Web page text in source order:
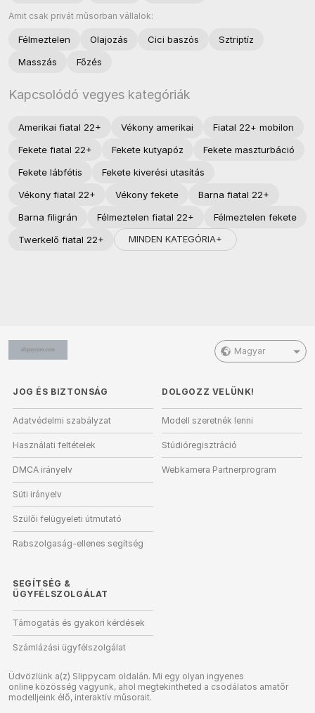
Amit csak privát műsorban vállalok:
Félmeztelen Olajozás Cici baszós
Sztriptíz
Masszás
Főzés
Kapcsolódó vegyes kategóriák
Amerikai fiatal 22+ Vékony amerikai
Fiatal 22+ mobilon
Fekete fiatal 22+
Fekete kutyapóz
Fekete maszturbáció
Fekete lábfétis
Fekete kiverési utasítás
Vékony fiatal 22+
Vékony fekete
Barna fiatal 22+
Barna filigrán
Félmeztelen fiatal 22+
Félmeztelen fekete
Twerkelő fiatal 22+
MINDEN KATEGÓRIA+
Magyar
JOG ÉS BIZTONSÁG
Adatvédelmi szabályzat
Használati feltételek
DMCA irányelv
Süti irányelv
Szülői felügyeleti útmutató
Rabszolgaság-ellenes segítség
DOLGOZZ VELÜNK!
Modell szeretnék lenni
Stúdióregisztráció
Webkamera Partnerprogram
SEGÍTSÉG &
ÜGYFÉLSZOLGÁLAT
Támogatás és gyakori kérdések
Számlázási ügyfélszolgálat
Üdvözlünk a(z) Slippycam oldalán. Mi egy olyan ingyenes
online közösség vagyunk, ahol megtekintheted a csodálatos amatőr
modelljeink élő, interaktív műsorait.